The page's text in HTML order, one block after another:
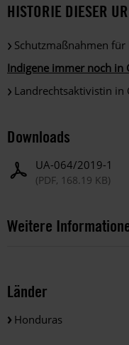
HISTORIE DIESER
Schutzmaßnahmen für
Indigene immer noch in
Landrechtsaktivistin in
Downloads
UA-064/2019-1
(PDF, 168.19 KB)
Weitere
Länder
Honduras